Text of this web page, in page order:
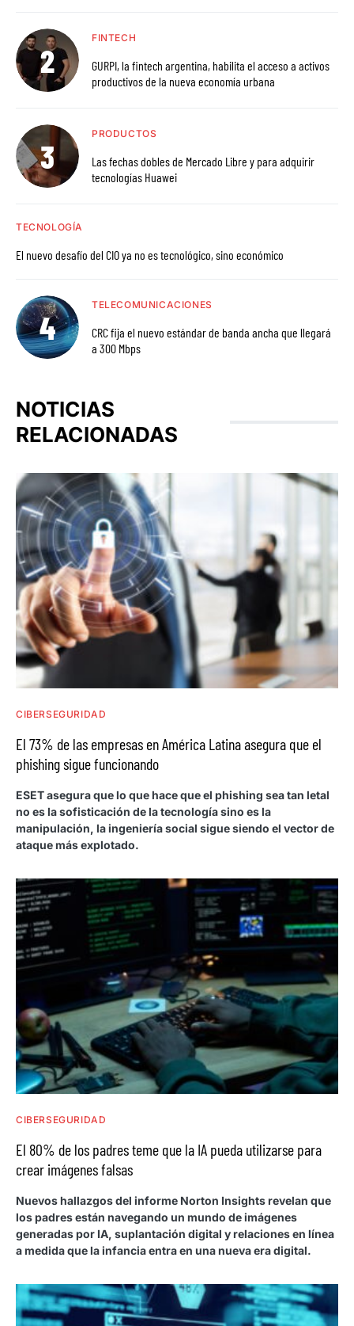
FINTECH
GURPI, la fintech argentina, habilita el acceso a activos
productivos de la nueva economía urbana
PRODUCTOS
Las fechas dobles de Mercado Libre y para adquirir
tecnologías Huawei
TECNOLOGÍA
El nuevo desafío del CIO ya no es tecnológico, sino económico
TELECOMUNICACIONES
CRC fija el nuevo estándar de banda ancha que llegará
a 300 Mbps
NOTICIAS
RELACIONADAS
CIBERSEGURIDAD
El 73% de las empresas en América Latina asegura que el
phishing sigue funcionando
ESET asegura que lo que hace que el phishing sea tan letal
no es la sofisticación de la tecnología sino es la
manipulación, la ingeniería social sigue siendo el vector de
ataque más explotado.
CIBERSEGURIDAD
El 80% de los padres teme que la IA pueda utilizarse para
crear imágenes falsas
Nuevos hallazgos del informe Norton Insights revelan que
los padres están navegando un mundo de imágenes
generadas por IA, suplantación digital y relaciones en línea
a medida que la infancia entra en una nueva era digital.